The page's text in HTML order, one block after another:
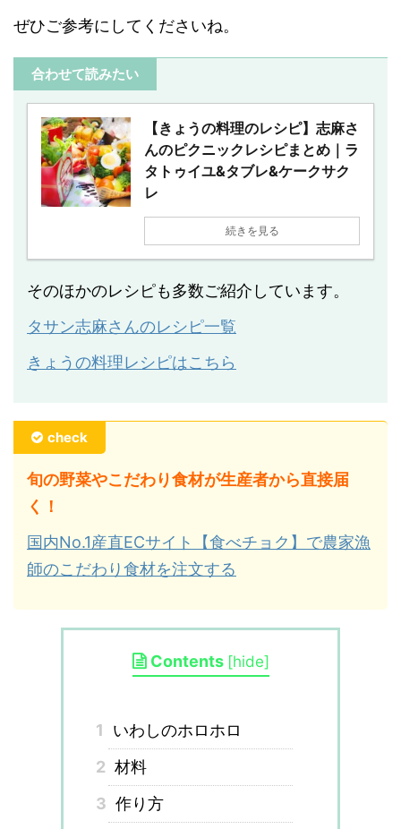
ぜひご参考にしてくださいね。
合わせて読みたい
【きょうの料理のレシピ】志麻さ
んのピクニックレシピまとめ｜ラ
タトゥイユ&タブレ&ケークサク
レ
続きを見る
そのほかのレシピも多数ご紹介しています。
タサン志麻さんのレシピ一覧
きょうの料理レシピはこちら
check
旬の野菜やこだわり食材が生産者から直接届
く！
国内No.1産直ECサイト【食べチョク】で農家漁
師のこだわり食材を注文する
Contents [hide]
1
いわしのホロホロ
2 材料
3 作り方